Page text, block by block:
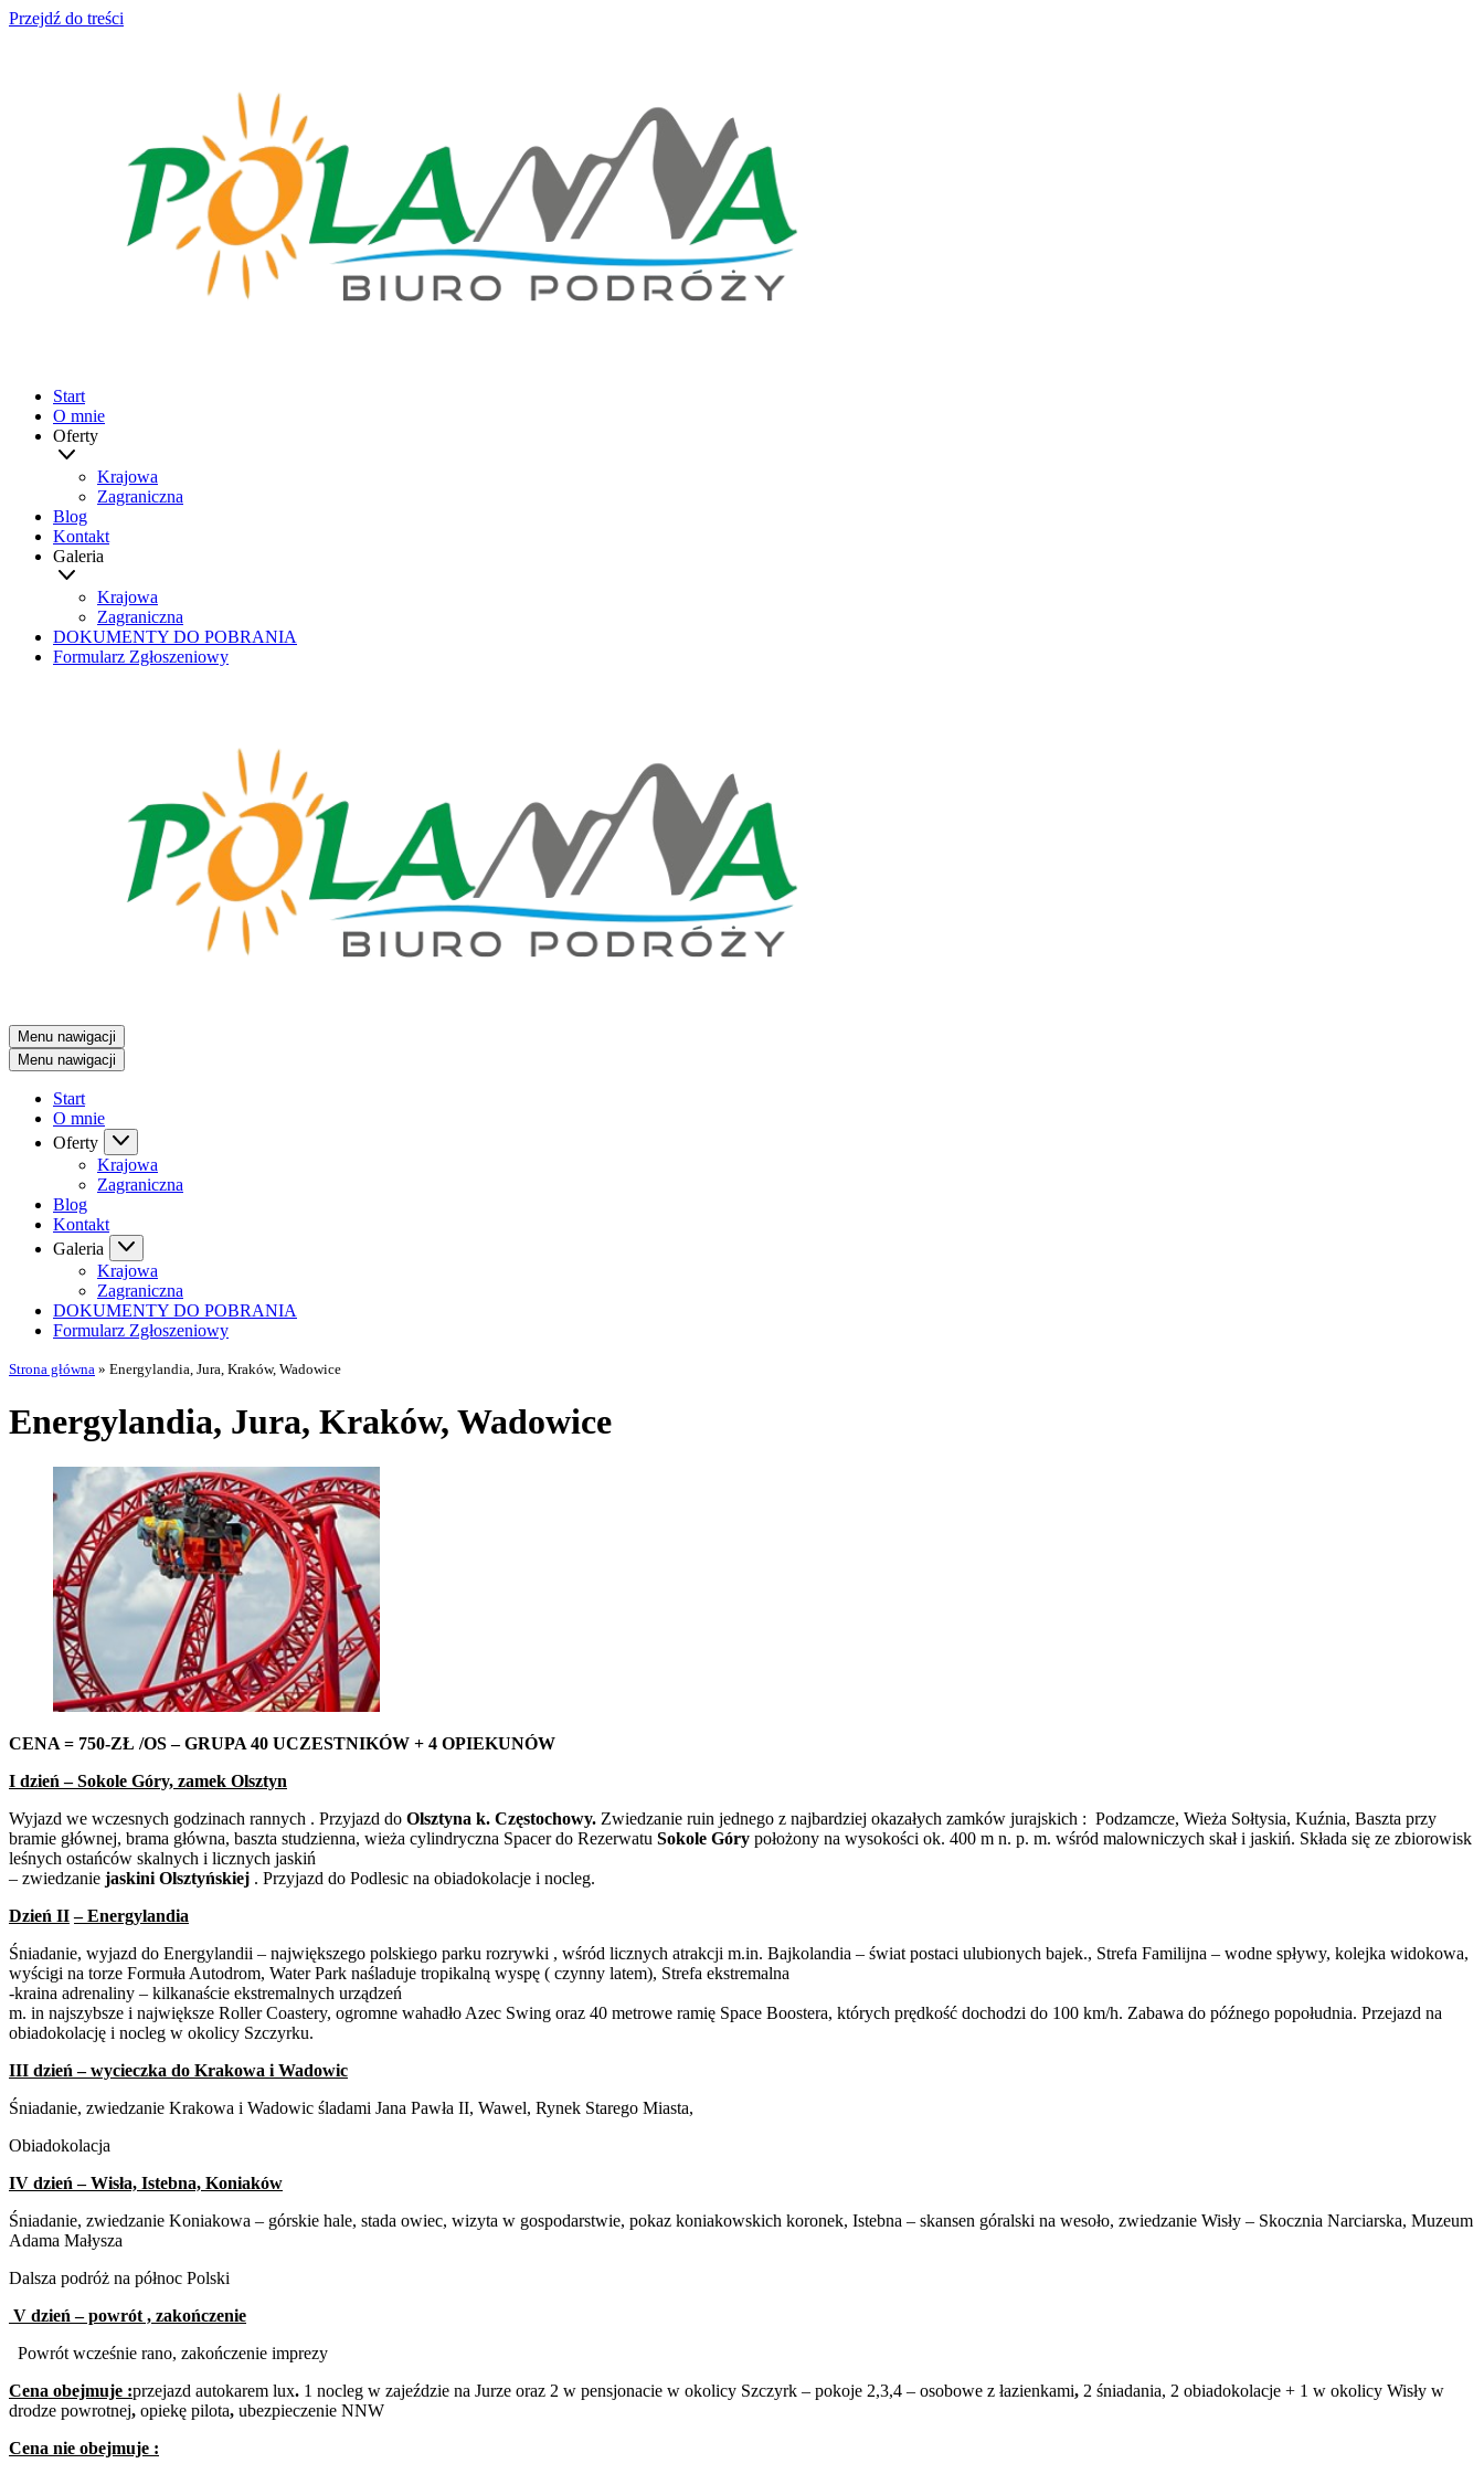
Przejdź do treści
Start
O mnie
Oferty
Krajowa
Zagraniczna
Blog
Kontakt
Galeria
Krajowa
Zagraniczna
DOKUMENTY DO POBRANIA
Formularz Zgłoszeniowy
Menu nawigacji
Menu nawigacji
Start
O mnie
Oferty
Krajowa
Zagraniczna
Blog
Kontakt
Galeria
Krajowa
Zagraniczna
DOKUMENTY DO POBRANIA
Formularz Zgłoszeniowy
Strona główna » Energylandia, Jura, Kraków, Wadowice
Energylandia, Jura, Kraków, Wadowice
CENA = 750-ZŁ /OS – GRUPA 40 UCZESTNIKÓW + 4 OPIEKUNÓW
I dzień – Sokole Góry, zamek Olsztyn
Wyjazd we wczesnych godzinach rannych . Przyjazd do Olsztyna k. Częstochowy. Zwiedzanie ruin jednego z najbardziej okazałych zamków jurajskich : Podzamcze, Wieża Sołtysia, Kuźnia, Baszta przy
bramie głównej, brama główna, baszta studzienna, wieża cylindryczna Spacer do Rezerwatu Sokole Góry położony na wysokości ok. 400 m n. p. m. wśród malowniczych skał i jaskiń. Składa się ze zbiorowisk
leśnych ostańców skalnych i licznych jaskiń
– zwiedzanie jaskini Olsztyńskiej . Przyjazd do Podlesic na obiadokolacje i nocleg.
Dzień II – Energylandia
Śniadanie, wyjazd do Energylandii – największego polskiego parku rozrywki , wśród licznych atrakcji m.in. Bajkolandia – świat postaci ulubionych bajek., Strefa Familijna – wodne spływy, kolejka widokowa,
wyścigi na torze Formuła Autodrom, Water Park naśladuje tropikalną wyspę ( czynny latem), Strefa ekstremalna
-kraina adrenaliny – kilkanaście ekstremalnych urządzeń
m. in najszybsze i największe Roller Coastery, ogromne wahadło Azec Swing oraz 40 metrowe ramię Space Boostera, których prędkość dochodzi do 100 km/h. Zabawa do późnego popołudnia. Przejazd na
obiadokolację i nocleg w okolicy Szczyrku.
III dzień – wycieczka do Krakowa i Wadowic
Śniadanie, zwiedzanie Krakowa i Wadowic śladami Jana Pawła II, Wawel, Rynek Starego Miasta,
Obiadokolacja
IV dzień – Wisła, Istebna, Koniaków
Śniadanie, zwiedzanie Koniakowa – górskie hale, stada owiec, wizyta w gospodarstwie, pokaz koniakowskich koronek, Istebna – skansen góralski na wesoło, zwiedzanie Wisły – Skocznia Narciarska, Muzeum
Adama Małysza
Dalsza podróż na północ Polski
V dzień – powrót , zakończenie
Powrót wcześnie rano, zakończenie imprezy
Cena obejmuje :przejazd autokarem lux. 1 nocleg w zajeździe na Jurze oraz 2 w pensjonacie w okolicy Szczyrk – pokoje 2,3,4 – osobowe z łazienkami, 2 śniadania, 2 obiadokolacje + 1 w okolicy Wisły w
drodze powrotnej, opiekę pilota, ubezpieczenie NNW
Cena nie obejmuje :